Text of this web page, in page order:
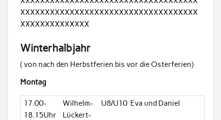
XXXXXXXXXXXXXXXXXXXXXXXXXXXXXXXXXXXX
XXXXXXXXXXXXXX
Winterhalbjahr
( von nach den Herbstferien bis vor die Osterferien)
Montag
17.00-
18.15Uhr
Wilhelm-
Lückert-
U8/U10 Eva und Daniel